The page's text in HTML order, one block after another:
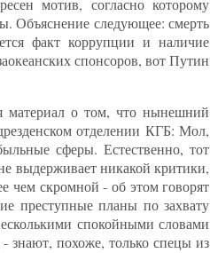
мотив, согласно которому
Объяснение следующее: смерть
факт коррупции и наличие
спонсоров, вот Путин
материал о том, что нынешний
отделении КГБ: Мол,
сферы. Естественно, тот
выдерживает никакой критики,
чем скромной - об этом говорят
преступные планы по захвату
спокойными словами
- знают, похоже, только спецы из